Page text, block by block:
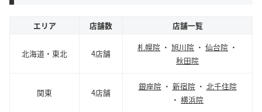
エリア 店舗数 店舗一覧
北海道・東北 4店舗
札幌院 ・ 旭川院 ・ 仙台院 ・
秋田院
関東 4店舗
銀座院 ・ 新宿院 ・ 北千住院
・ 横浜院